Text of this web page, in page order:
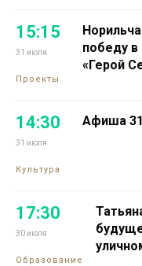
15:15
31 июля
Проекты
победу в
«Герой
14:30
31 июля
Культура
Афиша
17:30
30 июля
Образование